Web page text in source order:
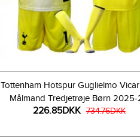
Tottenham Hotspur Guglielmo
Målmand Tredjetrøje Børn
Langærmet (+ Korte bukser)
226.85DKK 734.76DKK